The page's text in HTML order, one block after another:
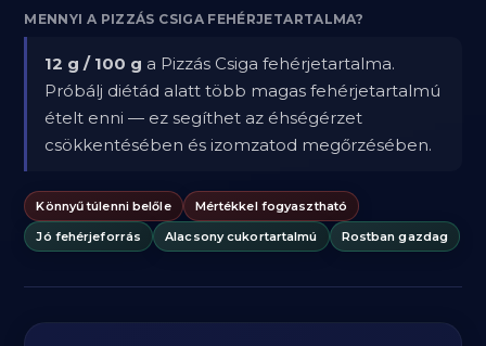
MENNYI A PIZZÁS CSIGA FEHÉRJETARTALMA?
12 g / 100 g a Pizzás Csiga fehérjetartalma.
Próbálj diétád alatt több magas fehérjetartalmú
ételt enni — ez segíthet az éhségérzet
csökkentésében és izomzatod megőrzésében.
Könnyű túlenni belőle
Mértékkel fogyasztható
Jó fehérjeforrás
Alacsony cukortartalmú Rostban gazdag